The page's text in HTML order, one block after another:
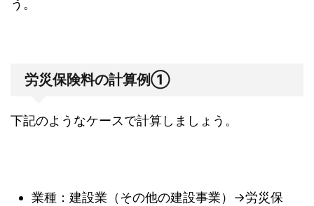
う。
労災保険料の計算例①
下記のようなケースで計算しましょう。
業種：建設業（その他の建設事業）→労災保